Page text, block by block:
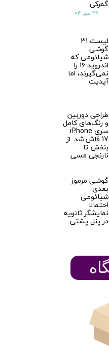
گمرکی
۲۶ مهر ۰۴
لیست ۳۱
گوشی
شیائومی که
اندروید ۱۶ را
نمی‌گیرند، اما
آپدیت
طراحی دوربین
و رنگ‌های کامل
سری iPhone
17 فاش شد: از
بنفش تا
نارنجی مسی
گوشی مرموز
بعدی
شیائومی
احتمالا
نمایشگر ثانویه
در پنل پشتی